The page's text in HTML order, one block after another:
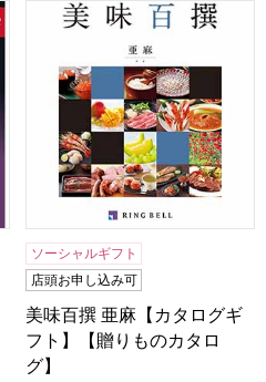
ース【カタログギフト】【贈
美味百撰 亜麻【カタログギ
ソーシャルギフト
店頭お申し込み可
美味百撰 亜麻【カタログギ
フト】【贈りものカタロ
グ】